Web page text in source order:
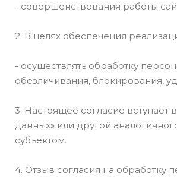
- совершенствования работы
2. В целях обеспечения
- осуществлять обработку
обезличивания, блокирования,
3. Настоящее согласие
данных» или другой
субъектом.
4. Отзыв согласия на обработку